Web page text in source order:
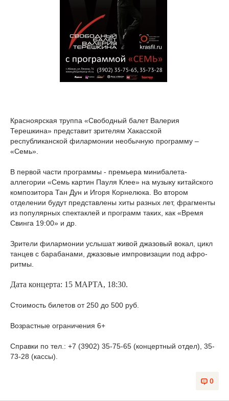
Красноярская труппа «Свободный балет Валерия
Терешкина» представит зрителям Хакасской
республиканской филармонии необычную программу –
«Семь».
В первой части программы - премьера минибалета-
аллегории «Семь картин Пауля Клее» на музыку китайского
композитора Тан Дун и Игоря Корнелюка. Во втором
отделении будут представлены хиты разных лет, фрагменты
из популярных спектаклей и программ таких, как «Время
Свинга 19:00» и др.
Зрители филармонии услышат живой джазовый вокал, цикл
танцев с барабанами, джазовые импровизации под афро-
ритмы.
Дата концерта: 15 МАРТА, 18:30.
Стоимость билетов от 250 до 500 руб.
Возрастные ограничения 6+
Справки по тел.: +7 (3902) 35-75-65 (концертный отдел), 35-
73-28 (кассы).
0